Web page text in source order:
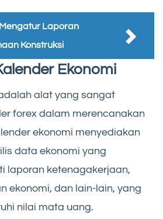
Laporan
Konstruksi
Ekonomi
alat yang sangat
forex dalam merencanakan
ekonomi menyediakan
data ekonomi yang
laporan ketenagakerjaan,
ekonomi, dan lain-lain, yang
nilai mata uang.